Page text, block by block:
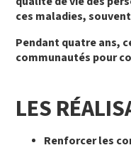
ces maladies,
Pendant quatre ans,
communautés pour
LES
Renforcer les